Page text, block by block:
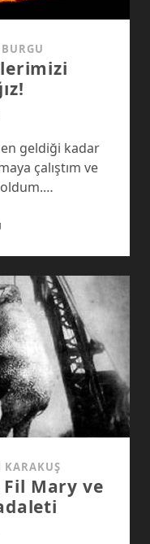
geldiği kadar
çalıştım ve
oldum.…
KARAKUŞ
Mary ve